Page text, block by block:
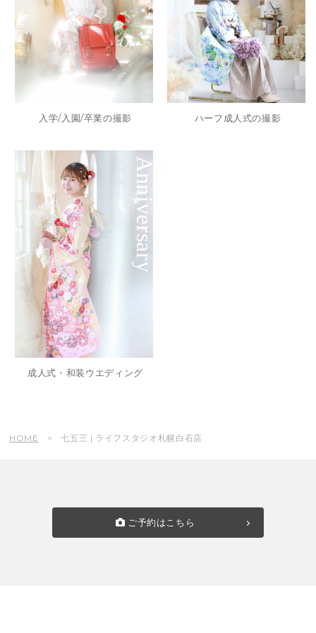
入学/入園/卒業の撮影 ハーフ成人式の撮影
Anniversary
成人式・和装ウエディング
HOME 七五三 | ライフスタジオ札幌白石店
ご予約はこちら